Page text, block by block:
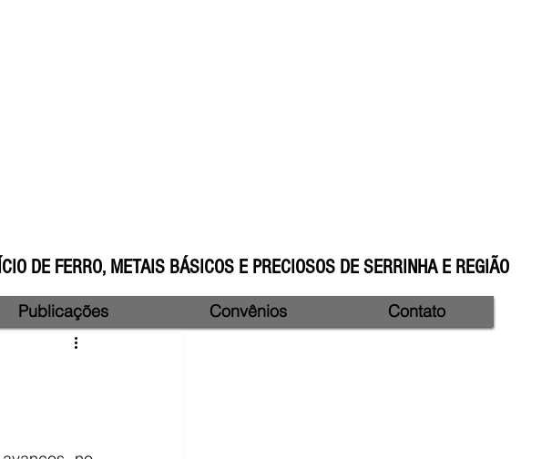
DE FERRO, METAIS BÁSICOS E PRECIOSOS DE SERRINHA E REGIÃO
Publicações Convênios Contato